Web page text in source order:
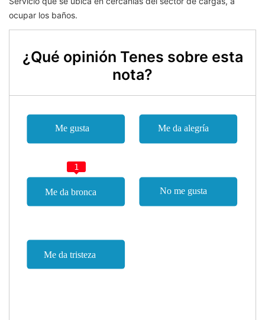
ocupar los baños.
¿Qué opinión Tenes sobre esta
nota?
1